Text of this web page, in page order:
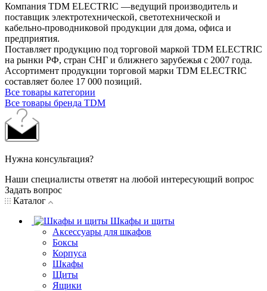
Компания TDM ELECTRIC —ведущий производитель и
поставщик электротехнической, светотехнической и
кабельно-проводниковой продукции для дома, офиса и
предприятия.
Поставляет продукцию под торговой маркой TDM ELECTRIC
на рынки РФ, стран СНГ и ближнего зарубежья с 2007 года.
Ассортимент продукции торговой марки TDM ЕLECTRIC
составляет более 17 000 позиций.
Все товары категории
Все товары бренда TDM
Нужна консультация?
Наши специалисты ответят на любой интересующий вопрос
Задать вопрос
Каталог
Шкафы и щиты
Аксессуары для шкафов
Боксы
Корпуса
Шкафы
Щиты
Ящики